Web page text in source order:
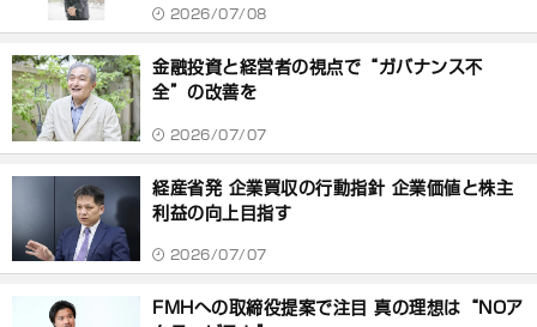
2026/07/08
金融投資と経営者の視点で“ガバナンス不
全”の改善を
2026/07/07
経産省発 企業買収の行動指針 企業価値と株主
利益の向上目指す
2026/07/07
FMHへの取締役提案で注目 真の理想は“NOア